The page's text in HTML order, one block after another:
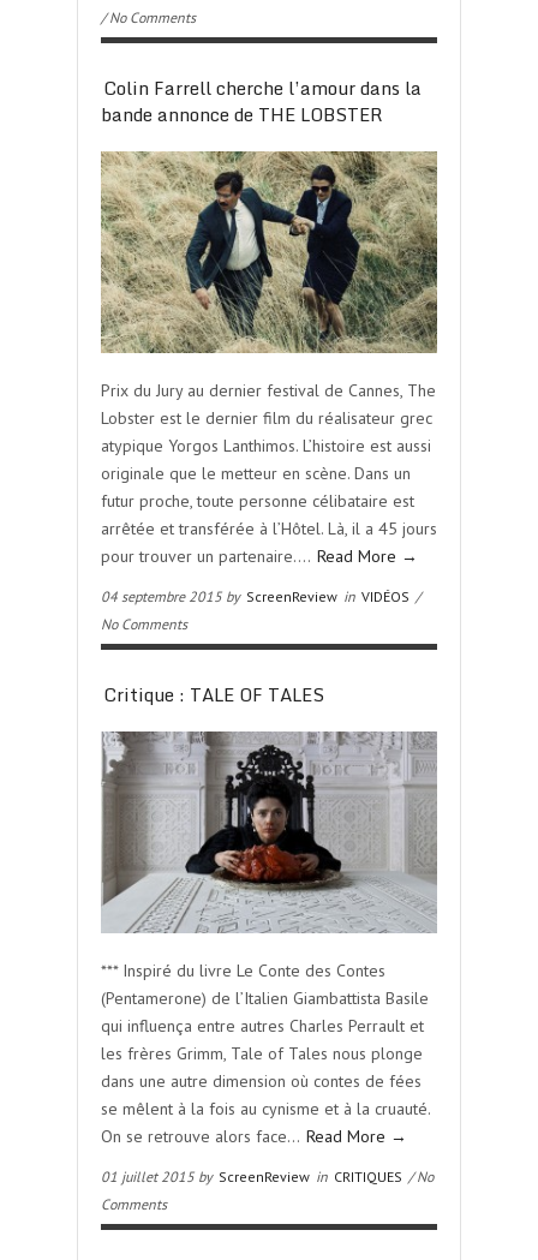
/ No Comments
Colin Farrell cherche l’amour dans la
bande annonce de THE LOBSTER
Prix du Jury au dernier festival de Cannes, The
Lobster est le dernier film du réalisateur grec
atypique Yorgos Lanthimos. L’histoire est aussi
originale que le metteur en scène. Dans un
futur proche, toute personne célibataire est
arrêtée et transférée à l’Hôtel. Là, il a 45 jours
pour trouver un partenaire…. Read More →
04 septembre 2015 by ScreenReview in VIDÉOS /
No Comments
Critique : TALE OF TALES
*** Inspiré du livre Le Conte des Contes
(Pentamerone) de l’Italien Giambattista Basile
qui influença entre autres Charles Perrault et
les frères Grimm, Tale of Tales nous plonge
dans une autre dimension où contes de fées
se mêlent à la fois au cynisme et à la cruauté.
On se retrouve alors face… Read More →
01 juillet 2015 by ScreenReview in CRITIQUES / No
Comments